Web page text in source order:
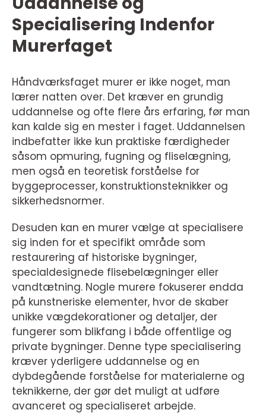
Specialisering Indenfor
Murerfaget
Håndværksfaget murer er ikke noget, man
lærer natten over. Det kræver en grundig
uddannelse og ofte flere års erfaring, før man
kan kalde sig en mester i faget. Uddannelsen
indbefatter ikke kun praktiske færdigheder
såsom opmuring, fugning og fliselægning,
men også en teoretisk forståelse for
byggeprocesser, konstruktionsteknikker og
sikkerhedsnormer.
Desuden kan en murer vælge at specialisere
sig inden for et specifikt område som
restaurering af historiske bygninger,
specialdesignede flisebelægninger eller
vandtætning. Nogle murere fokuserer endda
på kunstneriske elementer, hvor de skaber
unikke vægdekorationer og detaljer, der
fungerer som blikfang i både offentlige og
private bygninger. Denne type specialisering
kræver yderligere uddannelse og en
dybdegående forståelse for materialerne og
teknikkerne, der gør det muligt at udføre
avanceret og specialiseret arbejde.